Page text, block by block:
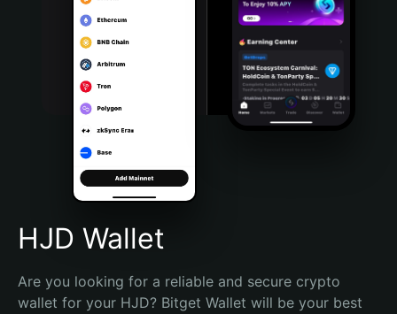
Português (Portugal)
Bahasa Indonesia
Português (Brasil)
Español (Argentina)
HJD Wallet
Are you looking for a reliable and secure crypto
wallet for your HJD? Bitget Wallet will be your best